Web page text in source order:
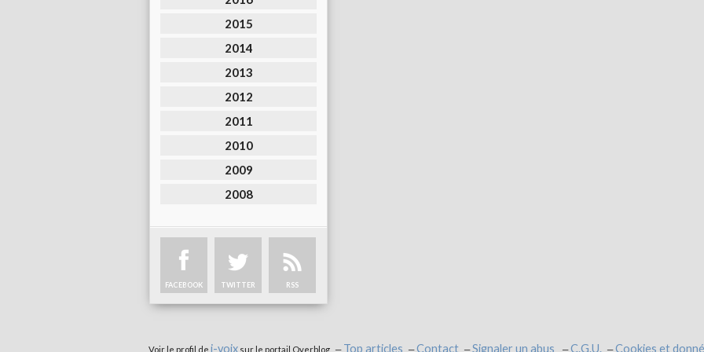
2015
2014
2013
2012
2011
2010
2009
2008
FACEBOOK TWITTER RSS
Voir le profil de i-voixsur le portail Overblog Top articles Contact Signaler un abus C.G.U. Cookies et